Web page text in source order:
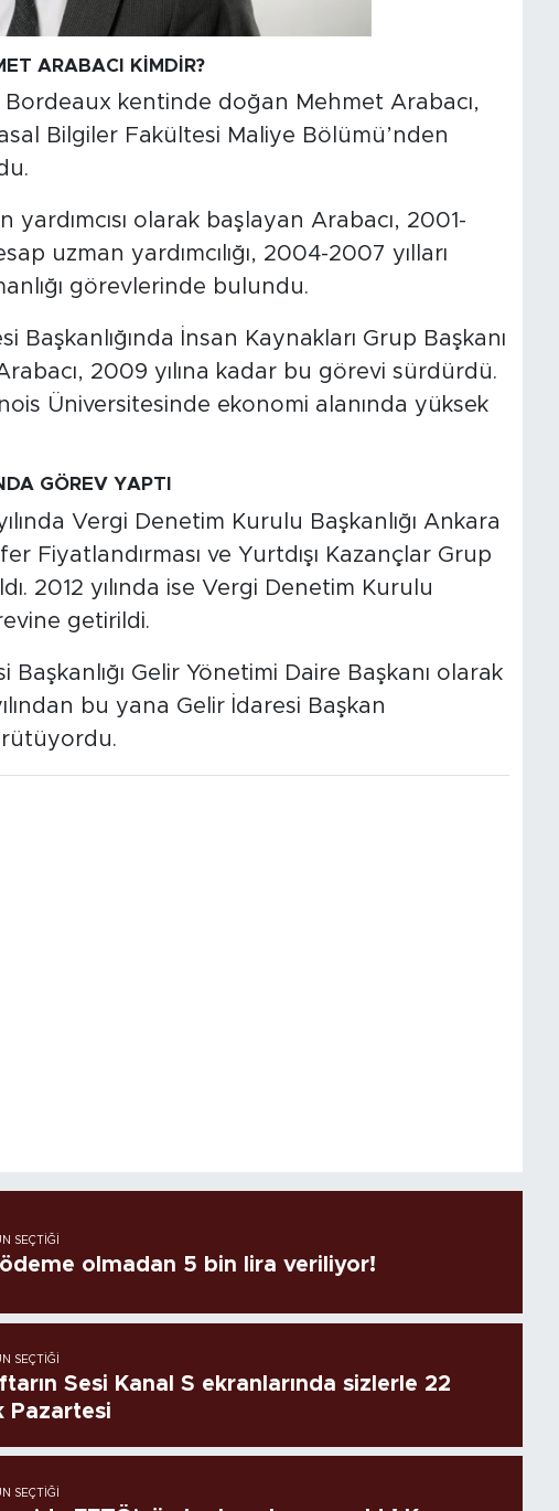
ARABACI KİMDİR?
Bordeaux kentinde doğan Mehmet Arabacı,
Bilgiler Fakültesi Maliye Bölümü’nden
yardımcısı olarak başlayan Arabacı, 2001-
uzman yardımcılığı, 2004-2007 yılları
görevlerinde bulundu.
Başkanlığında İnsan Kaynakları Grup Başkanı
2009 yılına kadar bu görevi sürdürdü.
Üniversitesinde ekonomi alanında yüksek
GÖREV YAPTI
Vergi Denetim Kurulu Başkanlığı Ankara
Fiyatlandırması ve Yurtdışı Kazançlar Grup
2012 yılında ise Vergi Denetim Kurulu
getirildi.
Başkanlığı Gelir Yönetimi Daire Başkanı olarak
bu yana Gelir İdaresi Başkan
SEÇTIĞI
olmadan 5 bin lira veriliyor!
SEÇTIĞI
Sesi Kanal S ekranlarında sizlerle 22
Pazartesi
SEÇTIĞI